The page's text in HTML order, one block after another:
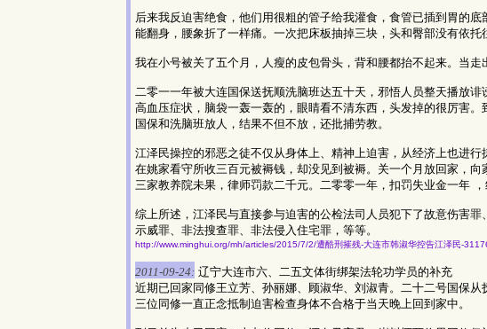
后来我反迫害绝食，他们用很粗的管子给我灌食，食管已插到胃的
能翻身，腰象折了一样痛。一次把床板抽掉三块，头和臀部没有依托
我在小号被关了五个月，人瘦的皮包骨头，背和腰都抬不起来。当
二零一一年被大连国保送抚顺洗脑班达五十天，邪悟人员整天播放
高血压症状，脑袋一轰一轰的，眼睛看不清东西，头发掉的很厉害
国保和洗脑班放人，结果不但不放，还批捕劳教。
江泽民操控的邪恶之徒不仅从身体上、精神上迫害，从经济上也进
在姚家看守所收三百元被褥钱，却没见到被褥。关一个月放回家，
三家教养院未果，律师罚款二千元。二零零一年，扣罚失业金一年 ，
综上所述，江泽民与直接参与迫害的公检法司人员犯下了故意伤害
示威罪、非法搜查罪、非法侵入住宅罪，等等。
http://www.minghui.org/mh/articles/2015/7/2/遭酷刑摧残-大连市韩淑华控告江泽民-
2011-09-24: 辽宁大连市六、二五文体街绑架法轮功学员的补充
近期已回家同修王立芳、孙丽娜、顾淑华、刘淑青。二十二号国保
三位同修一直正念抵制迫害检查身体不合格于当天晚上回到家中。